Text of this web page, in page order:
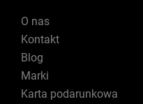
O nas
Kontakt
Blog
Marki
Karta podarunkowa